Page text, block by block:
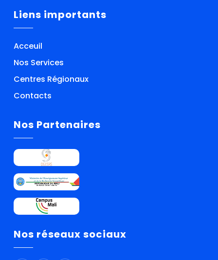
Liens importants
Acceuil
Nos Services
Centres Régionaux
Contacts
Nos Partenaires
Nos réseaux sociaux